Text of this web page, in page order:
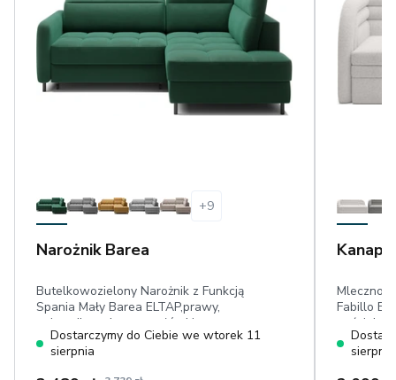
+9
Narożnik Barea
Butelkowozielony Narożnik z Funkcją
Spania Mały Barea ELTAP,prawy,
pojemnik, ruchome zagłówki,
powierzchnia spania: 160 cm x 128 cm,
przyjemny w dotyku plusz
Dostarczymy do Ciebie we wtorek 11
sierpnia
Fabillo
pościel,
cm, dwa
w dotyku
sierpnia